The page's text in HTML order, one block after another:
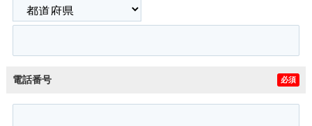
電話番号 必須